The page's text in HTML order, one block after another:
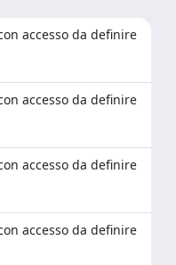
accesso da definire
accesso da definire
accesso da definire
accesso da definire